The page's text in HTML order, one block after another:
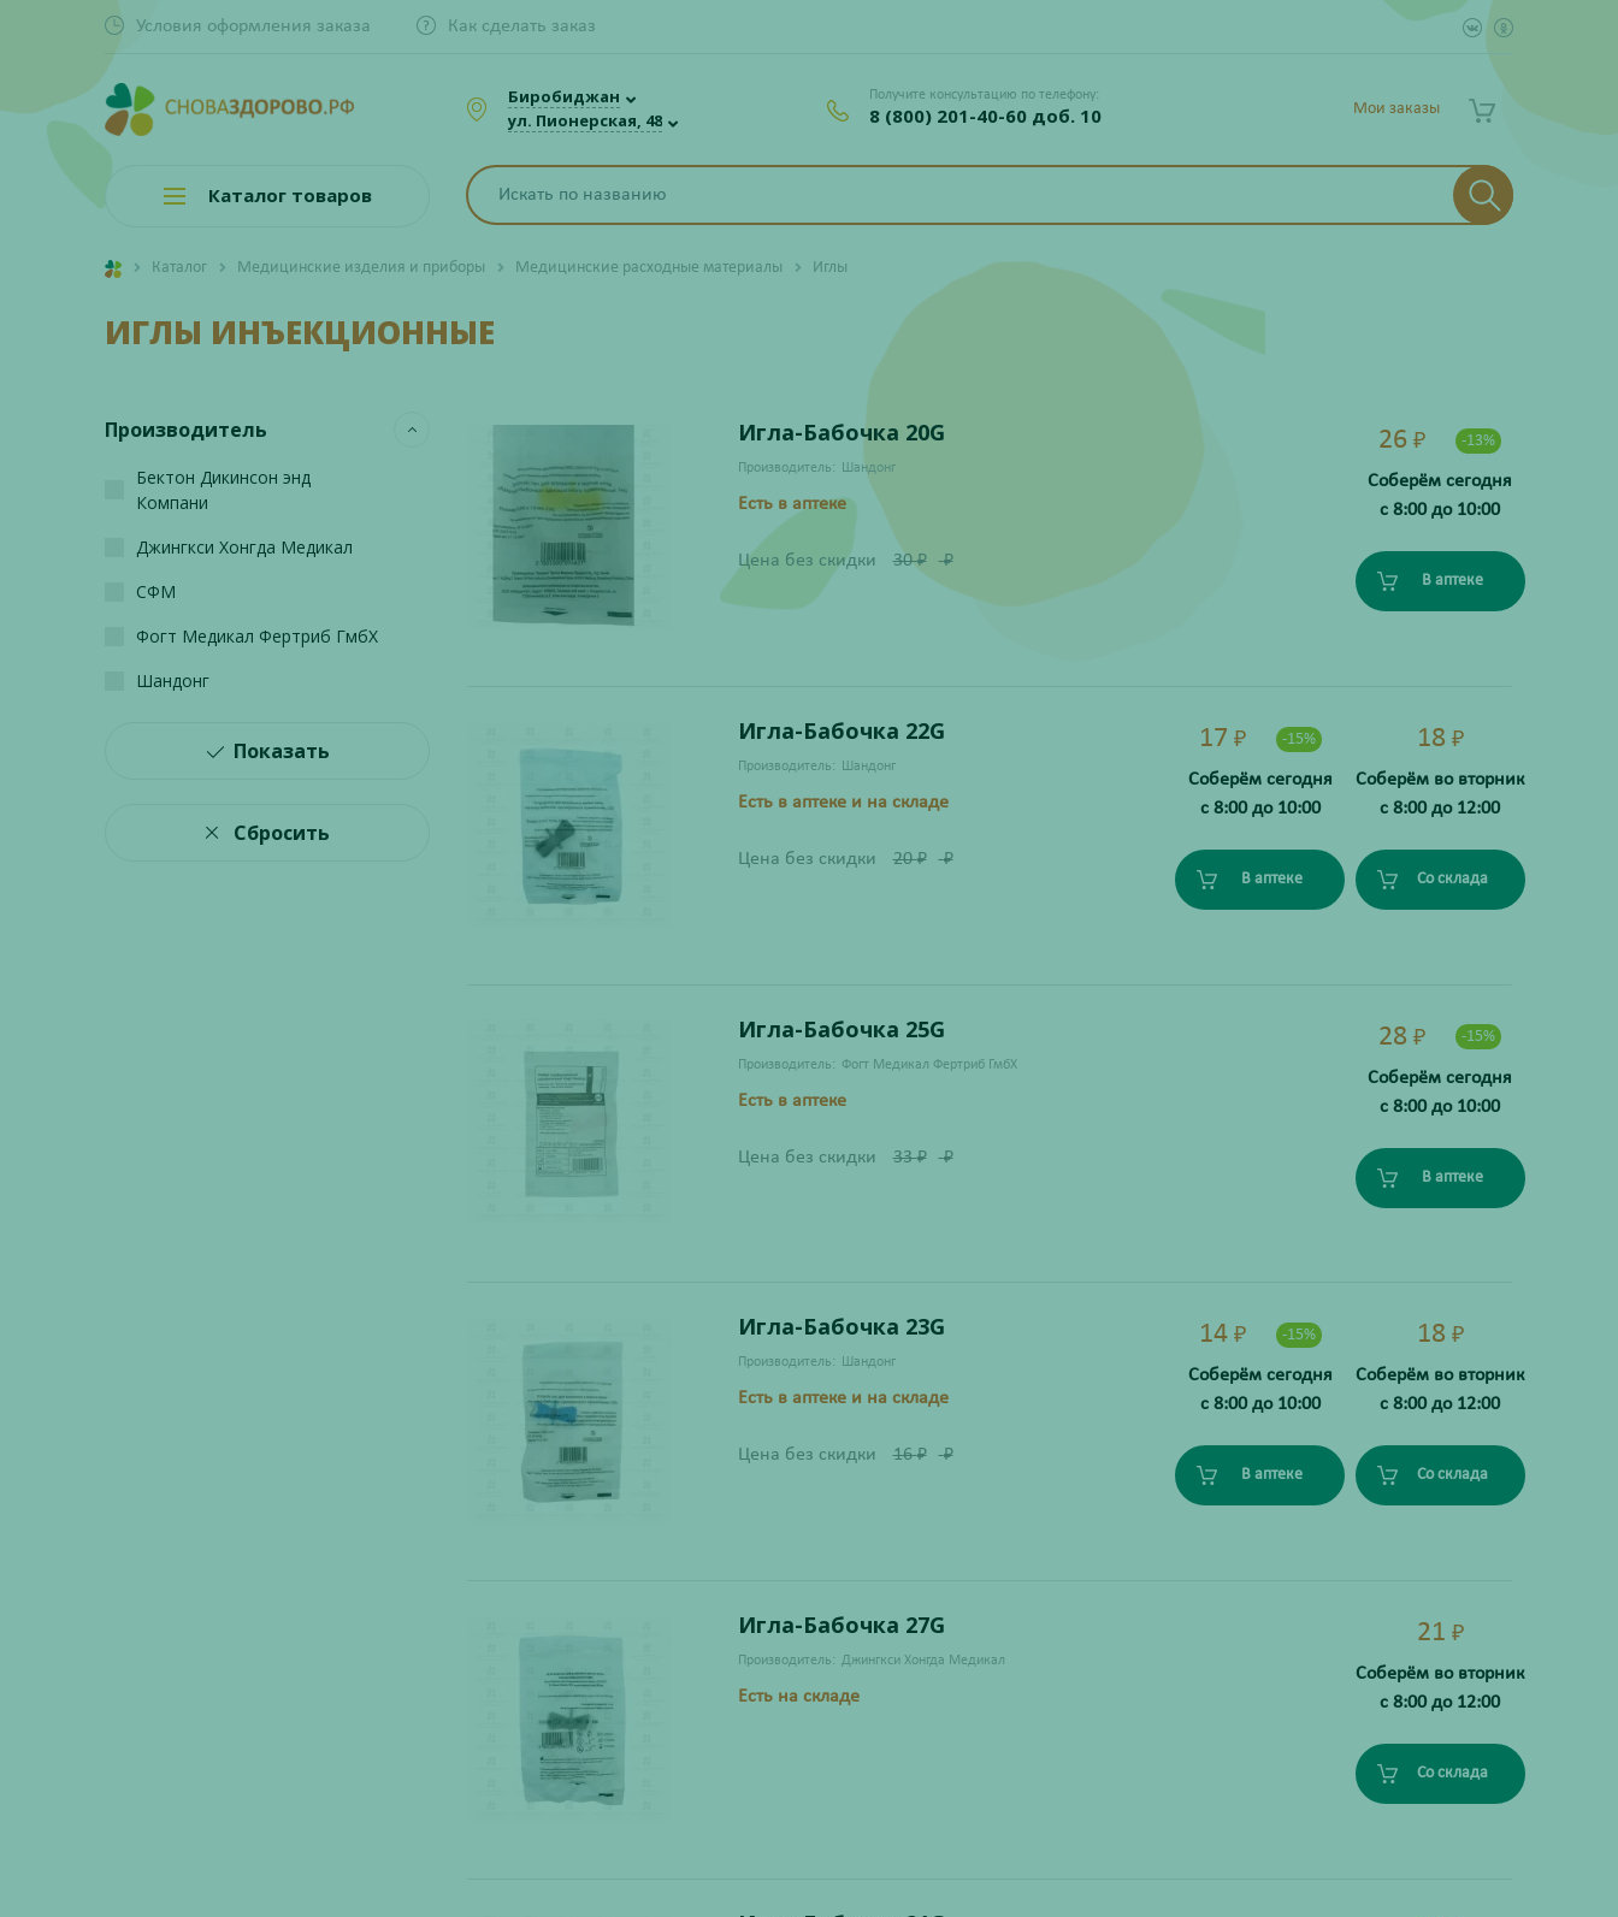
Условия оформления заказа Как сделать заказ
Биробиджан
ул. Пионерская, 48
Получите консультацию по телефону:
8 (800) 201-40-60 доб. 10 Мои заказы
Каталог товаров
Каталог Медицинские изделия и приборы Медицинские расходные материалы Иглы
ИГЛЫ ИНЪЕКЦИОННЫЕ
Производитель
Бектон Дикинсон энд
Компани
Джингкси Хонгда Медикал
СФМ
Фогт Медикал Фертриб ГмбХ
Шандонг
Показать
Сбросить
Игла-Бабочка 20G
Производитель: Шандонг
Есть в аптеке
Цена без скидки 30₽ ₽
26₽ -13%
Соберём сегодня
с 8:00 до 10:00
В аптеке
Игла-Бабочка 22G
Производитель: Шандонг
Есть в аптеке и на складе
Цена без скидки 20₽ ₽
17 ₽ -15%
Соберём сегодня
с 8:00 до 10:00
В аптеке
18 ₽
Соберём во вторник
с 8:00 до 12:00
Со склада
Игла-Бабочка 25G
Производитель: Фогт Медикал Фертриб ГмбХ
Есть в аптеке
Цена без скидки 33₽ ₽
28₽ -15%
Соберём сегодня
с 8:00 до 10:00
В аптеке
Игла-Бабочка 23G
Производитель: Шандонг
Есть в аптеке и на складе
Цена без скидки 16₽ ₽
14 ₽ -15%
Соберём сегодня
с 8:00 до 10:00
В аптеке
18 ₽
Соберём во вторник
с 8:00 до 12:00
Со склада
Игла-Бабочка 27G
Производитель: Джингкси Хонгда Медикал
Есть на складе
21 ₽
Соберём во вторник
с 8:00 до 12:00
Со склада